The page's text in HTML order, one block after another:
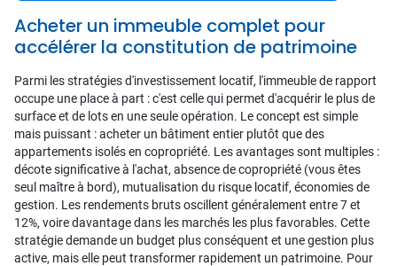
Acheter un immeuble complet pour
accélérer la constitution de patrimoine
Parmi les stratégies d'investissement locatif, l'immeuble de rapport
occupe une place à part : c'est celle qui permet d'acquérir le plus de
surface et de lots en une seule opération. Le concept est simple
mais puissant : acheter un bâtiment entier plutôt que des
appartements isolés en copropriété. Les avantages sont multiples :
décote significative à l'achat, absence de copropriété (vous êtes
seul maître à bord), mutualisation du risque locatif, économies de
gestion. Les rendements bruts oscillent généralement entre 7 et
12%, voire davantage dans les marchés les plus favorables. Cette
stratégie demande un budget plus conséquent et une gestion plus
active, mais elle peut transformer rapidement un patrimoine. Pour